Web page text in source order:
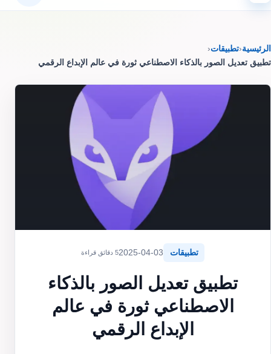
الرئيسية‹تطبيقات‹
تطبيق تعديل الصور بالذكاء الاصطناعي ثورة في عالم الإبداع الرقمي
تطبيقات 2025-04-035 دقائق قراءة
تطبيق تعديل الصور بالذكاء
الاصطناعي ثورة في عالم
الإبداع الرقمي